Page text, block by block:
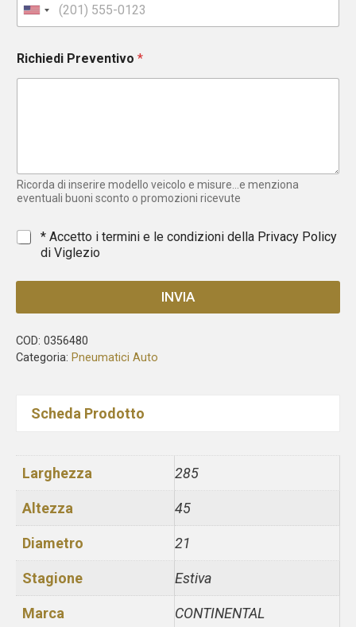
U
n
t
e
e
s
Richiedi Preventivo *
Ricorda di inserire modello veicolo e misure...e menziona
eventuali buoni sconto o promozioni ricevute
* * Accetto i termini e le condizioni della Privacy Policy
di Viglezio
INVIA
COD: 0356480
Categoria: Pneumatici Auto
Scheda Prodotto
Larghezza 285
Altezza 45
Diametro 21
Stagione Estiva
Marca CONTINENTAL